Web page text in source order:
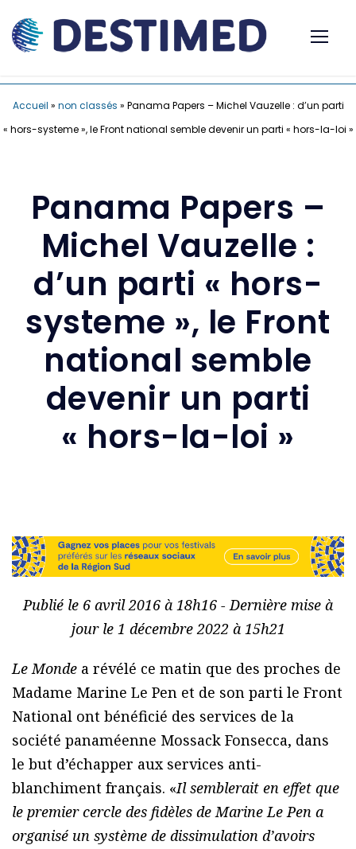
Accueil » non classés » Panama Papers – Michel Vauzelle : d’un parti
« hors-systeme », le Front national semble devenir un parti « hors-la-loi »
Panama Papers –
Michel Vauzelle :
d’un parti « hors-
systeme », le Front
national semble
devenir un parti
« hors-la-loi »
Publié le 6 avril 2016 à 18h16 - Dernière mise à
jour le 1 décembre 2022 à 15h21
Le Monde a révélé ce matin que des proches de
Madame Marine Le Pen et de son parti le Front
National ont bénéficié des services de la
société panaméenne Mossack Fonsecca, dans
le but d’échapper aux services anti-
blanchiment français. «Il semblerait en effet que
le premier cercle des fidèles de Marine Le Pen a
organisé un système de dissimulation d’avoirs